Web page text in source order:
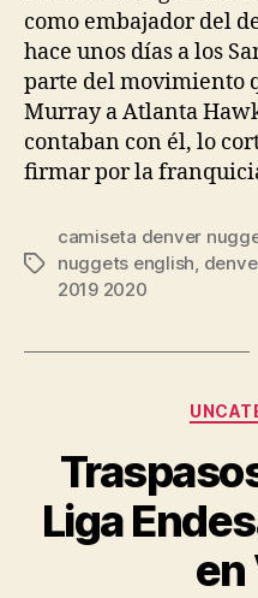
como embajador del
hace unos días a los
parte del movimiento
Murray a Atlanta
contaban con él, lo
firmar por la
Etiquetas
camiseta denver
nuggets english,
2019 2020
Liga
en